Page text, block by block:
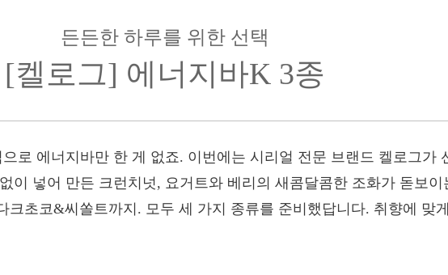
든든한 하루를 위한 선택
[켈로그] 에너지바K 3종
로 에너지바만 한 게 없죠. 이번에는 시리얼 전문 브랜드 켈로그가
이 넣어 만든 크런치넛, 요거트와 베리의 새콤달콤한 조화가 돋보
크초코&씨쏠트까지. 모두 세 가지 종류를 준비했답니다. 취향에 맞